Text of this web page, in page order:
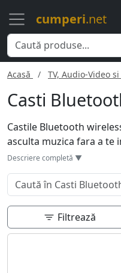
cumperi.net
Acasă TV, Audio-Video
Casti
Castile Bluetooth
asculta muzica fara a te
pentru sport, calatorii
Majoritatea modelelor
ofera calitate audio
cancelling si touch
Se potrivesc cu orice
telefoane si tablete
Descriere completă ▼
Filtrează